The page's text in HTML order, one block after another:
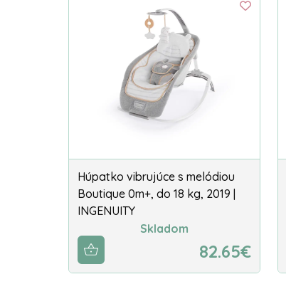
Húpatko vibrujúce s melódiou
Boutique 0m+, do 18 kg, 2019 |
INGENUITY
Skladom
82.65€